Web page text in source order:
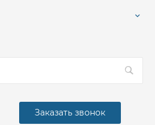
Заказать звонок